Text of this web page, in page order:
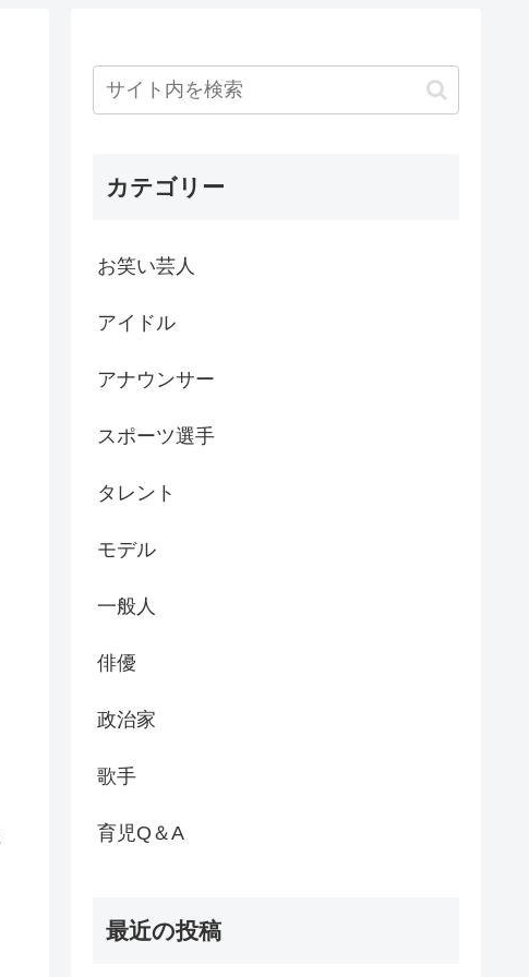
カテゴリー
お笑い芸人
アイドル
アナウンサー
スポーツ選手
タレント
モデル
一般人
俳優
政治家
歌手
育児Q＆A
最近の投稿